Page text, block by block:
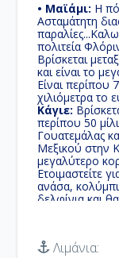
• Μαϊάμι: Η
Ασταμάτητη
πολιτεία
Βρίσκεται
και είναι το
Είναι περίπου
χιλιόμετρα το
Κάγιε:
περίπου 50
Γουατεμάλας
Μεξικού στην
μεγαλύτερο
Ετοιμαστείτε
ανάσα,
δελφίνια και
Η Norwegian
Belcher Oil
σ' ένα
Λιμάνια: